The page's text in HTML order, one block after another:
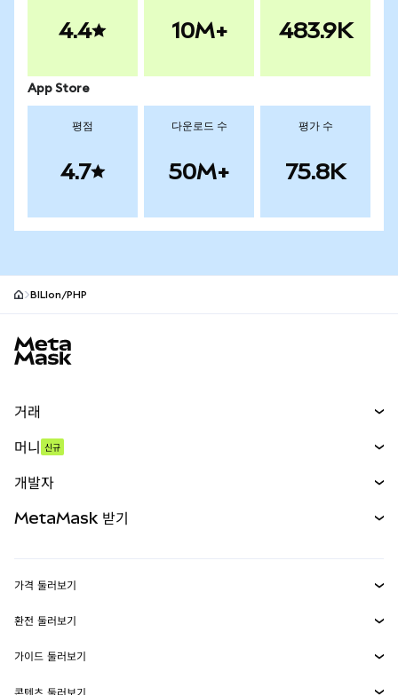
4.4 10M+ 483.9K
App Store
평점
4.7
다운로드 수
50M+
평가 수
75.8K
BILIon/PHP
거래
무기한 선물
실물자산
머니 신규
개발자
MetaMask Connect
Snaps
MetaMask 받기
보안
가격 둘러보기
이더리움 가격
솔라나 가격
환전 둘러보기
ETH를 USD로 환전
USDT를 INR로 환전
가이드 둘러보기
콘텐츠 둘러보기